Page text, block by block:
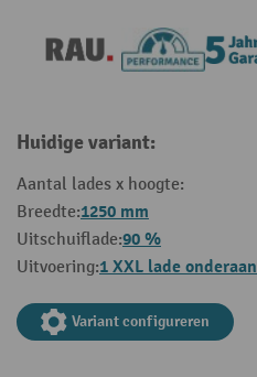
Huidige variant:
Aantal lades x hoogte:
Breedte:1250 mm
Uitschuiflade:90 %
Uitvoering:1 XXL lade onderaan
Variant configureren